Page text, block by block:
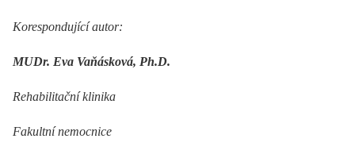
Korespondující autor:
MUDr. Eva Vaňásková, Ph.D.
Rehabilitační klinika
Fakultní nemocnice